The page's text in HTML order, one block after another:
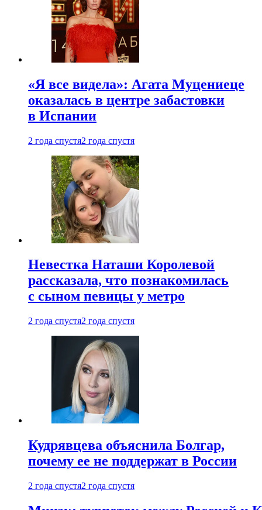
«Я все видела»: Агата Муцениеце
оказалась в центре забастовки
в Испании
2 года спустя2 года спустя
Невестка Наташи Королевой
рассказала, что познакомилась
с сыном певицы у метро
2 года спустя2 года спустя
Кудрявцева объяснила Болгар,
почему ее не поддержат в России
2 года спустя2 года спустя